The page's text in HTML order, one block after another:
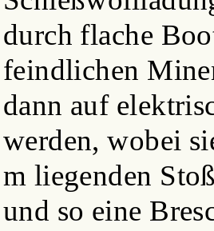
durch flache
feindlichen
dann auf
werden, wobei
m liegenden
und so eine